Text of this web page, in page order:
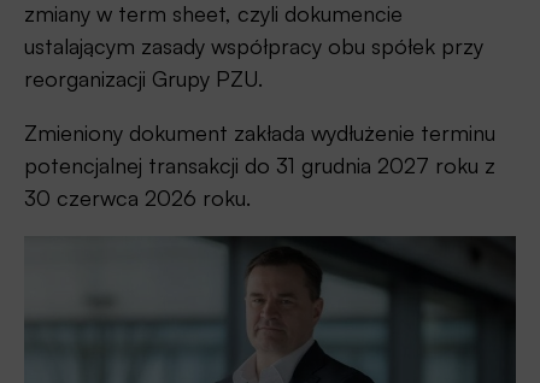
zmiany w term sheet, czyli dokumencie
ustalającym zasady współpracy obu spółek przy
reorganizacji Grupy PZU.
Zmieniony dokument zakłada wydłużenie terminu
potencjalnej transakcji do 31 grudnia 2027 roku z
30 czerwca 2026 roku.